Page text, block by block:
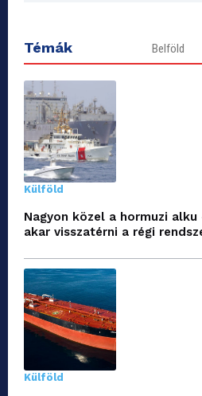
Témák Belföld
Külföld
Nagyon közel a hormuzi alku
akar visszatérni a régi
Külföld